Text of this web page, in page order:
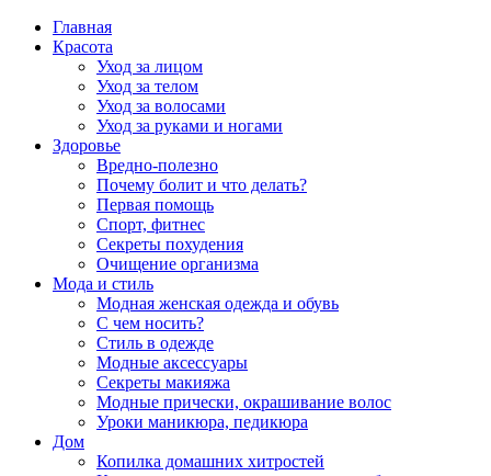
Главная
Красота
Уход за лицом
Уход за телом
Уход за волосами
Уход за руками и ногами
Здоровье
Вредно-полезно
Почему болит и что делать?
Первая помощь
Спорт, фитнес
Секреты похудения
Очищение организма
Мода и стиль
Модная женская одежда и обувь
С чем носить?
Стиль в одежде
Модные аксессуары
Секреты макияжа
Модные прически, окрашивание волос
Уроки маникюра, педикюра
Дом
Копилка домашних хитростей